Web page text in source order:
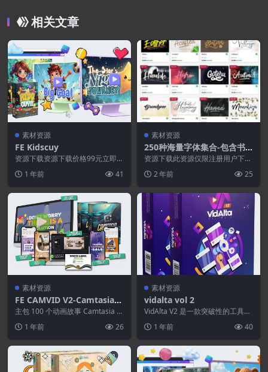
相关文章
素材资源
FE Kidscuy
资源下载资源下载价格99元立即购
源永久更新资源!一...
1 年前 41
素材资源
250种海量字体集合-包含书
法,衬线,无衬线,卡通,手写等
字体
资源下载此资源仅限注册用户下
保证所有资源永久更新资...
2 年前 25
素材资源
FE CAMVID V2-Camtasia模
板库
主包 100 个动画故事 Camtasia 模
1 年前 26
素材资源
vidalta vol 2
VidAlta V2 是一款突破性的工具，
1 年前 40